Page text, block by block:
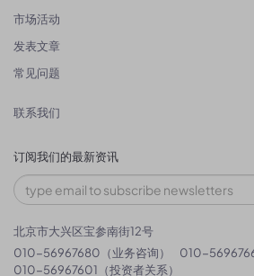
市场活动
发表文章
常见问题
联系我们
订阅我们的最新资讯
北京市大兴区宝参南街12号
010-56967680（业务咨询）
010-
010-56967601（投资者关系）